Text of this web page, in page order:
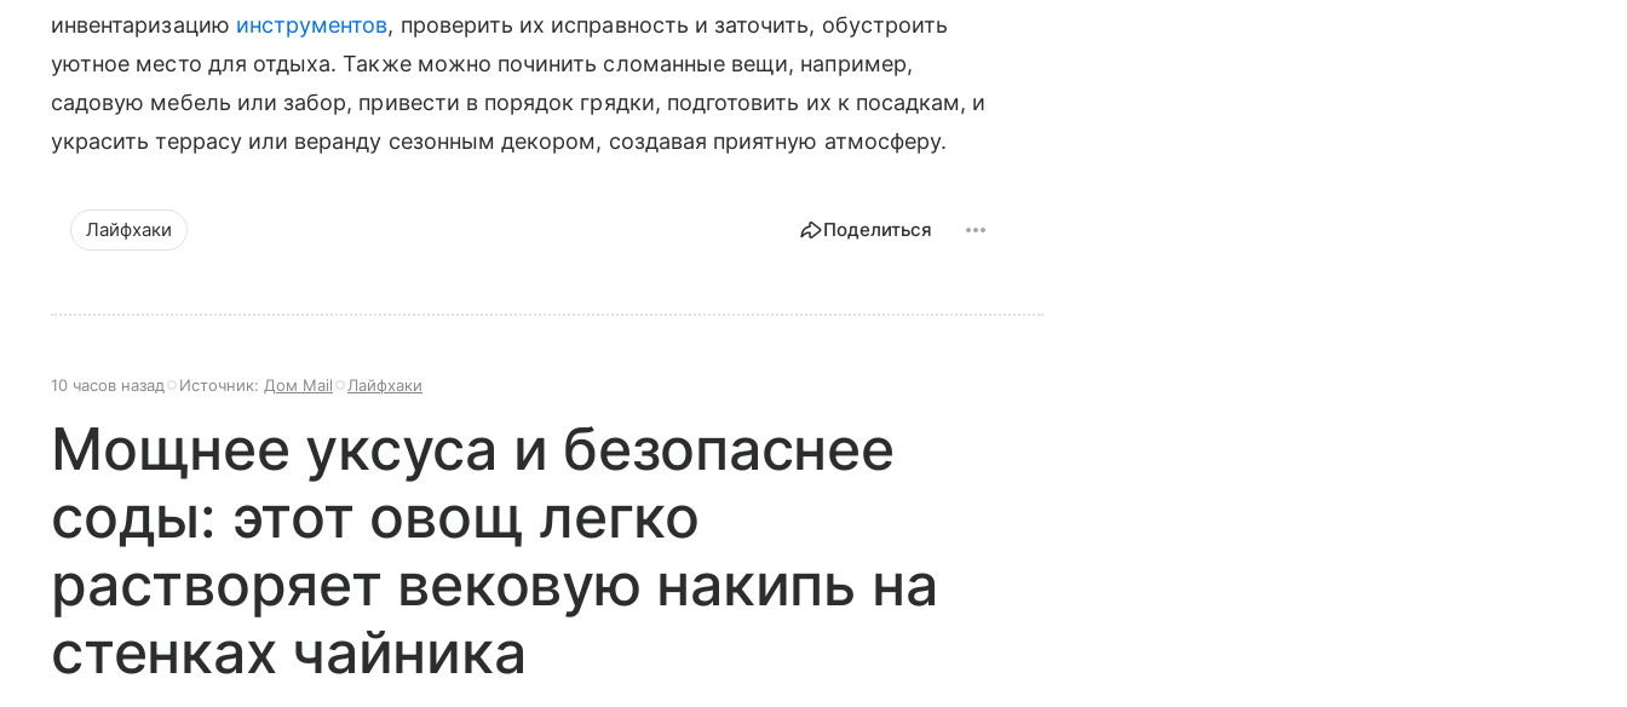
инвентаризацию инструментов, проверить их исправность и заточить, обустроить
уютное место для отдыха. Также можно починить сломанные вещи, например,
садовую мебель или забор, привести в порядок грядки, подготовить их к посадкам, и
украсить террасу или веранду сезонным декором, создавая приятную атмосферу.
Лайфхаки Поделиться
10 часов назад Источник: Дом Mail Лайфхаки
Мощнее уксуса и безопаснее
соды: этот овощ легко
растворяет вековую накипь на
стенках чайника